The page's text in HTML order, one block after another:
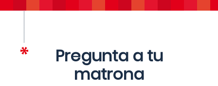
Pregunta a tu
matrona